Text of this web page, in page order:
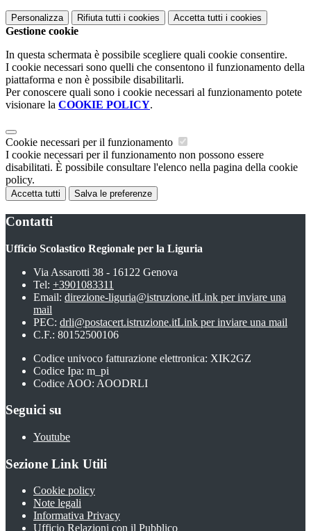
Personalizza Rifiuta tutti i cookies Accetta tutti i cookies
Gestione cookie
In questa schermata è possibile scegliere quali cookie consentire.
I cookie necessari sono quelli che consentono il funzionamento della
piattaforma e non è possibile disabilitarli.
Per conoscere quali sono i cookie necessari al funzionamento potete
visionare la COOKIE POLICY.
Cookie necessari per il funzionamento
I cookie necessari per il funzionamento non possono essere
disabilitati. È possibile consultare l'elenco nella pagina della cookie
policy.
Accetta tutti Salva le preferenze
Contatti
Ufficio Scolastico Regionale per la Liguria
Via Assarotti 38 - 16122 Genova
Tel: +3901083311
Email: direzione-liguria@istruzione.itLink per inviare una
mail
PEC: drli@postacert.istruzione.itLink per inviare una mail
C.F.: 80152500106
Codice univoco fatturazione elettronica: XIK2GZ
Codice Ipa: m_pi
Codice AOO: AOODRLI
Seguici su
Youtube
Sezione Link Utili
Cookie policy
Note legali
Informativa Privacy
Ufficio Relazioni con il Pubblico